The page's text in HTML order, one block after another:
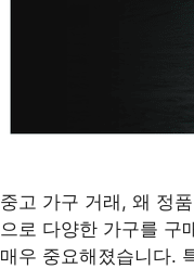
중고 가구 거래, 왜 정
으로 다양한 가구를 구
매우 중요해졌습니다.